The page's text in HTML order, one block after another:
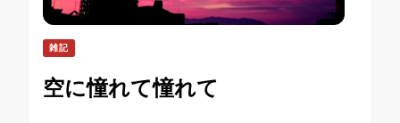
雑記
空に憧れて憧れて